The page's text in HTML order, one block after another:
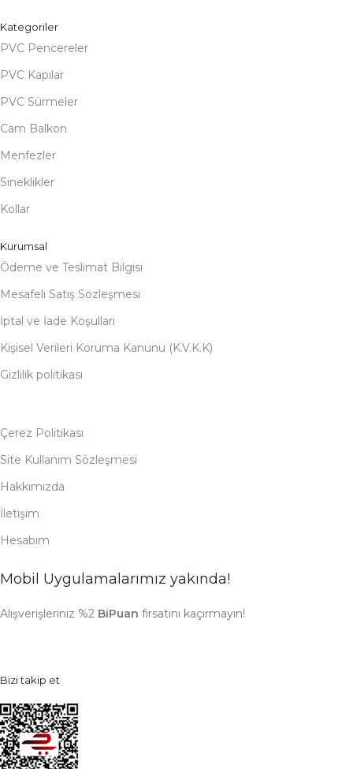
Kategoriler
PVC Pencereler
PVC Kapılar
PVC Sürmeler
Cam Balkon
Menfezler
Sineklikler
Kollar
Kurumsal
Ödeme ve Teslimat Bilgisi
Mesafeli Satış Sözleşmesi
İptal ve İade Koşulları
Kişisel Verileri Koruma Kanunu (K.V.K.K)
Gizlilik politikası
Çerez Politikası
Site Kullanım Sözleşmesi
Hakkımızda
İletişim
Hesabım
Mobil Uygulamalarımız yakında!
Alışverişleriniz %2 BiPuan fırsatını kaçırmayın!
Bizi takip et